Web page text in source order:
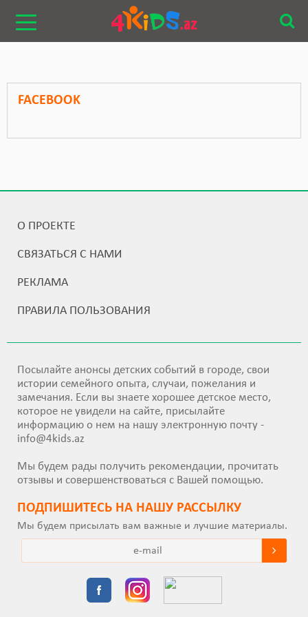
FACEBOOK
О ПРОЕКТЕ
СВЯЗАТЬСЯ С НАМИ
РЕКЛАМА
ПРАВИЛА ПОЛЬЗОВАНИЯ
Посылайте анонсы детских событий в городе, свои
истории семейного опыта, случаи, пожелания и
замечания. Если вы знаете хорошее детское место,
которое не увидели на сайте, присылайте
информацию о нем на нашу электронную почту -
info@4kids.az
Мы будем рады получить рекомендации, прочитать
отзывы и совершенствоваться с Вашей помощью.
ПОДПИШИТEСЬ НА НАШУ РАССЫЛКУ
Мы будем присылать вам важные и лучшие материалы.